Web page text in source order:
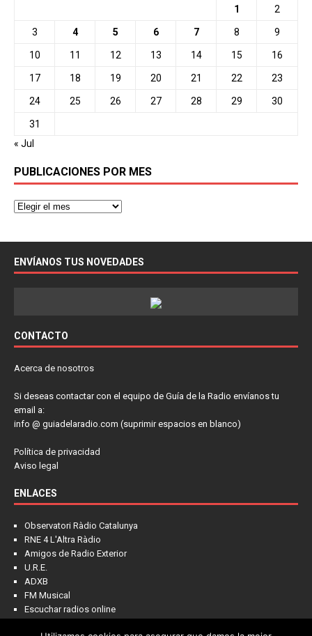
1 2
3 4 5 6 7 8 9
10 11 12 13 14 15 16
17 18 19 20 21 22 23
24 25 26 27 28 29 30
31
« Jul
PUBLICACIONES POR MES
ENVÍANOS TUS NOVEDADES
CONTACTO
Acerca de nosotros
Si deseas contactar con el equipo de Guía de la Radio envíanos tu
email a:
info @ guiadelaradio.com (suprimir espacios en blanco)
Política de privacidad
Aviso legal
ENLACES
Observatori Ràdio Catalunya
RNE 4 L'Altra Ràdio
Amigos de Radio Exterior
U.R.E.
ADXB
FM Musical
Escuchar radios online